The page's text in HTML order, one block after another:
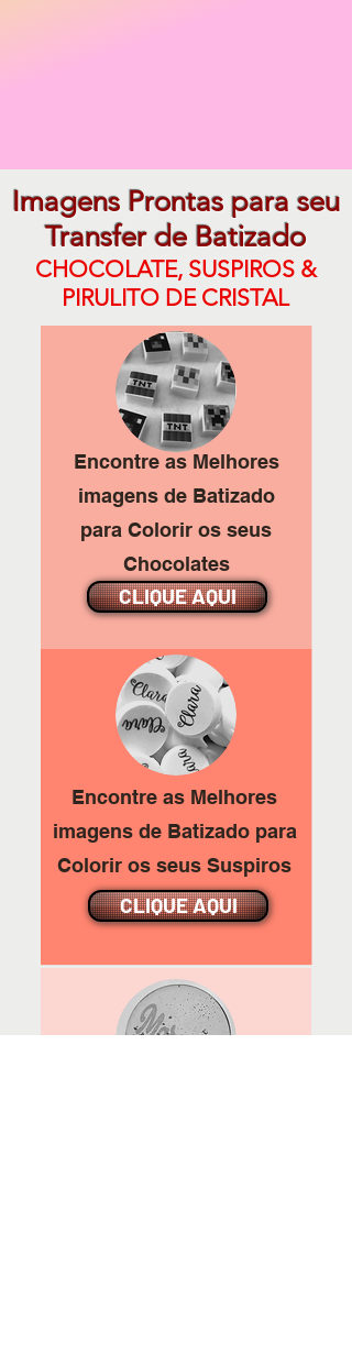
Imagens Prontas para seu
Transfer de Batizado
CHOCOLATE, SUSPIROS &
PIRULITO DE CRISTAL
Encontre as Melhores
imagens de Batizado
para Colorir os seus
Chocolates
Encontre as Melhores
imagens de Batizado para
Colorir os seus Suspiros
CLIQUE AQUI
CLIQUE AQUI